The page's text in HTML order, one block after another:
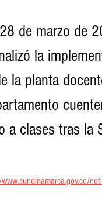
de marzo de
la
la planta
a clases tras la